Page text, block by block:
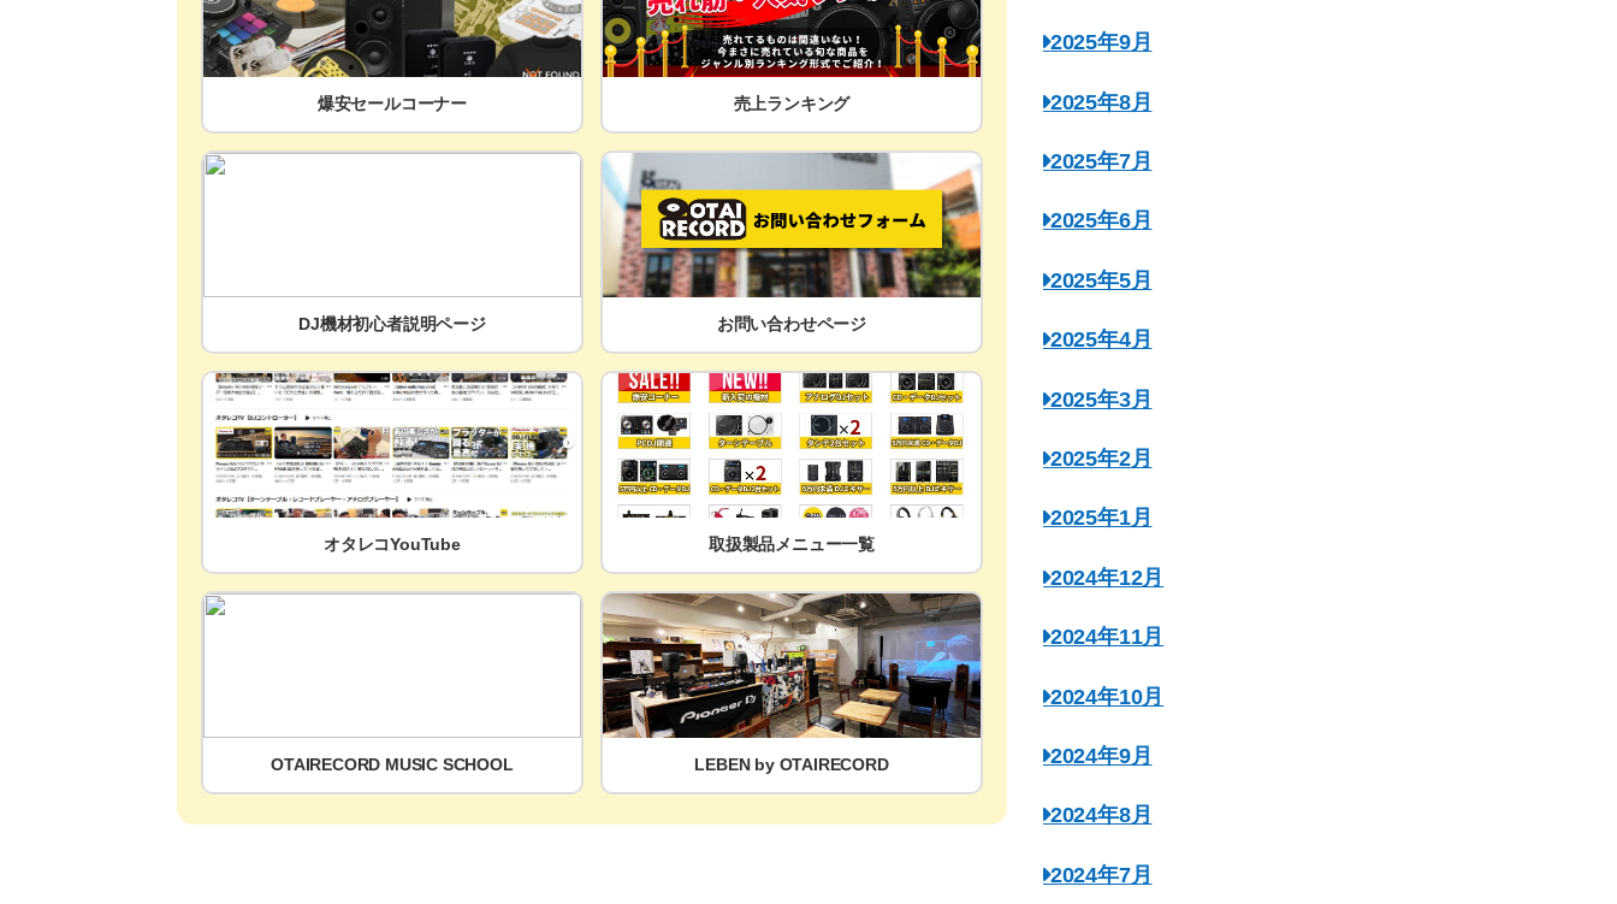
爆安セールコーナー 売上ランキング
DJ機材初心者説明ページ お問い合わせページ
オタレコYouTube 取扱製品メニュー一覧
OTAIRECORD MUSIC SCHOOL LEBEN by OTAIRECORD
2025年9月
2025年8月
2025年7月
2025年6月
2025年5月
2025年4月
2025年3月
2025年2月
2025年1月
2024年12月
2024年11月
2024年10月
2024年9月
2024年8月
2024年7月